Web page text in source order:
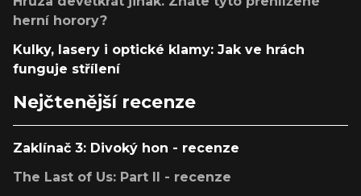
herní horory?
Kulky, lasery i optické klamy: Jak ve hrách
funguje střílení
Nejčtenější recenze
Zaklínač 3: Divoký hon - recenze
The Last of Us: Part II - recenze